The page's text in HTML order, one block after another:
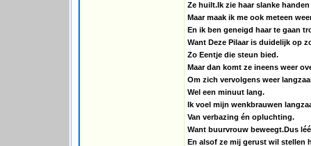
Ze huilt.Ik zie haar slanke
Maar maak ik me ook meteen
En ik ben geneigd haar te gaan
Want Deze Pilaar is duidelijk op
Zo Eentje die steun bied.
Maar dan komt ze ineens weer
Om zich vervolgens weer
Wel een minuut lang.
Ik voel mijn wenkbrauwen
Van verbazing én opluchting.
Want buurvrouw beweegt.Dus
En alsof ze mij gerust wil stellen